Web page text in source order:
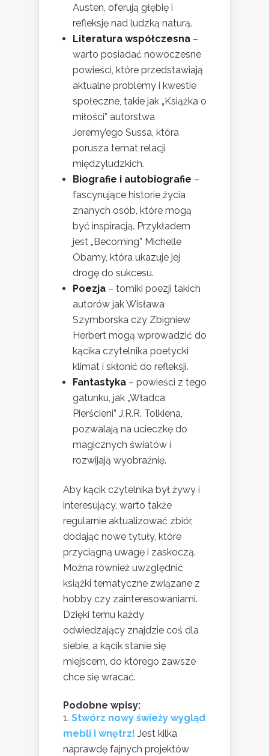
Austen, oferują głębię i
refleksję nad ludzką naturą.
Literatura współczesna –
warto posiadać nowoczesne
powieści, które przedstawiają
aktualne problemy i kwestie
społeczne, takie jak „Książka o
miłości” autorstwa
Jeremy’ego Sussa, która
porusza temat relacji
międzyludzkich.
Biografie i autobiografie –
fascynujące historie życia
znanych osób, które mogą
być inspiracją. Przykładem
jest „Becoming” Michelle
Obamy, która ukazuje jej
drogę do sukcesu.
Poezja – tomiki poezji takich
autorów jak Wisława
Szymborska czy Zbigniew
Herbert mogą wprowadzić do
kącika czytelnika poetycki
klimat i skłonić do refleksji.
Fantastyka – powieści z tego
gatunku, jak „Władca
Pierścieni” J.R.R. Tolkiena,
pozwalają na ucieczkę do
magicznych światów i
rozwijają wyobraźnię.
Aby kącik czytelnika był żywy i
interesujący, warto także
regularnie aktualizować zbiór,
dodając nowe tytuły, które
przyciągną uwagę i zaskoczą.
Można również uwzględnić
książki tematyczne związane z
hobby czy zainteresowaniami.
Dzięki temu każdy
odwiedzający znajdzie coś dla
siebie, a kącik stanie się
miejscem, do którego zawsze
chce się wracać.
Podobne wpisy:
Stwórz nowy świeży wygląd
mebli i wnętrz! Jest kilka
naprawdę fajnych projektów